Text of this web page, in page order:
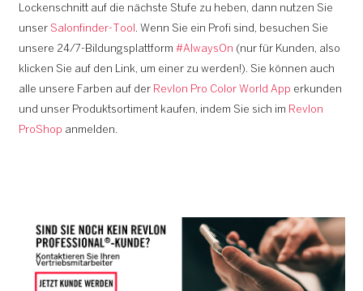
Lockenschnitt auf die nächste Stufe zu heben, dann nutzen Sie
unser Salonfinder-Tool . Wenn Sie ein Profi sind, besuchen Sie
unsere 24/7-Bildungsplattform #AlwaysOn (nur für Kunden, also
klicken Sie auf den Link, um einer zu werden!). Sie können auch
alle unsere Farben auf der Revlon Pro Color World App erkunden
und unser Produktsortiment kaufen, indem Sie sich im Revlon
ProShop anmelden.